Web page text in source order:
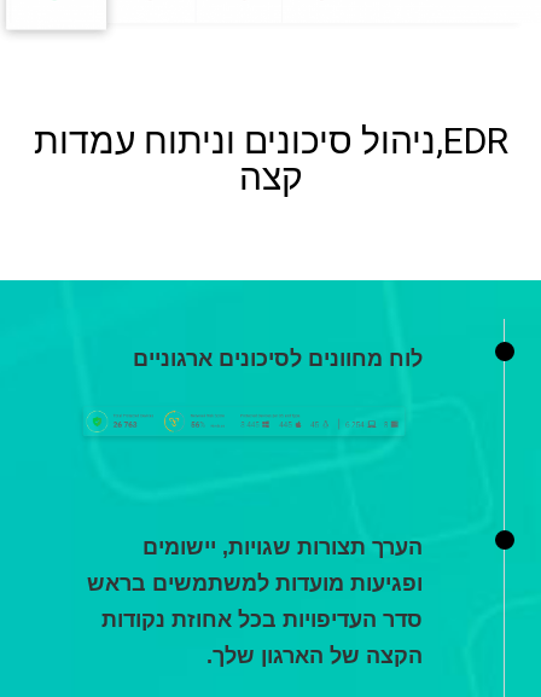
EDR,ניהול סיכונים וניתוח עמדות
קצה
לוח מחוונים לסיכונים ארגוניים
הערך תצורות שגויות, יישומים
ופגיעות מועדות למשתמשים בראש
סדר העדיפויות בכל אחוזת נקודות
הקצה של הארגון שלך.